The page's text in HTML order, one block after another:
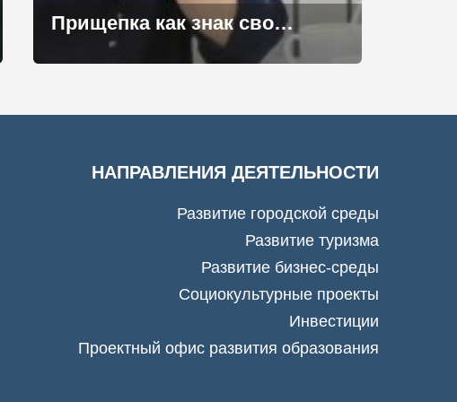
Прищепка как знак свободы
НАПРАВЛЕНИЯ ДЕЯТЕЛЬНОСТИ
Развитие городской среды
Развитие туризма
Развитие бизнес-среды
Социокультурные проекты
Инвестиции
Проектный офис развития образования